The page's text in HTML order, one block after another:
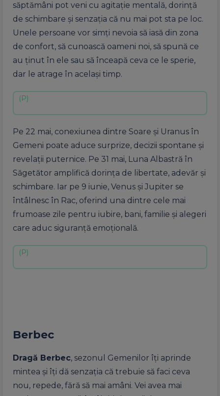
săptămâni pot veni cu agitație mentală, dorință
de schimbare și senzația că nu mai pot sta pe loc.
Unele persoane vor simți nevoia să iasă din zona
de confort, să cunoască oameni noi, să spună ce
au ținut în ele sau să înceapă ceva ce le sperie,
dar le atrage în același timp.
Pe 22 mai, conexiunea dintre Soare și Uranus în
Gemeni poate aduce surprize, decizii spontane și
revelații puternice. Pe 31 mai, Luna Albastră în
Săgetător amplifică dorința de libertate, adevăr și
schimbare. Iar pe 9 iunie, Venus și Jupiter se
întâlnesc în Rac, oferind una dintre cele mai
frumoase zile pentru iubire, bani, familie și alegeri
care aduc siguranță emoțională.
Berbec
Dragă Berbec, sezonul Gemenilor îți aprinde
mintea și îți dă senzația că trebuie să faci ceva
nou, repede, fără să mai amâni. Vei avea mai